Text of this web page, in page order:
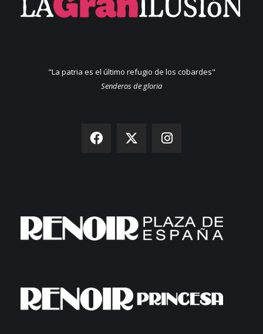
"La patria es el último refugio de los cobardes"
Senderos de gloria